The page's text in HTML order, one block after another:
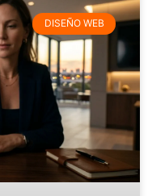
DISEÑO WEB